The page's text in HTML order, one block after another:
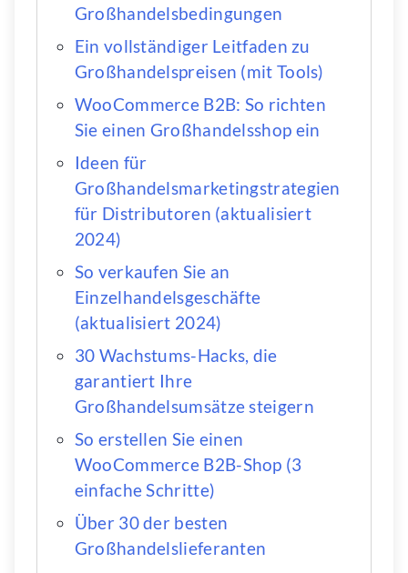
Großhandelsbedingungen
Ein vollständiger Leitfaden zu
Großhandelspreisen (mit Tools)
WooCommerce B2B: So richten
Sie einen Großhandelsshop ein
Ideen für
Großhandelsmarketingstrategien
für Distributoren (aktualisiert
2024)
So verkaufen Sie an
Einzelhandelsgeschäfte
(aktualisiert 2024)
30 Wachstums-Hacks, die
garantiert Ihre
Großhandelsumsätze steigern
So erstellen Sie einen
WooCommerce B2B-Shop (3
einfache Schritte)
Über 30 der besten
Großhandelslieferanten